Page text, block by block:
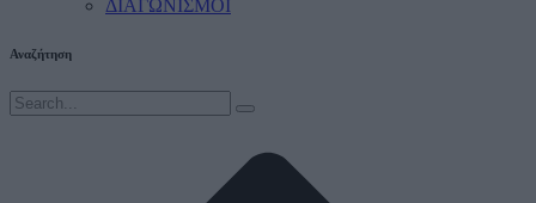
ΔΙΑΓΩΝΙΣΜΟΙ
Αναζήτηση